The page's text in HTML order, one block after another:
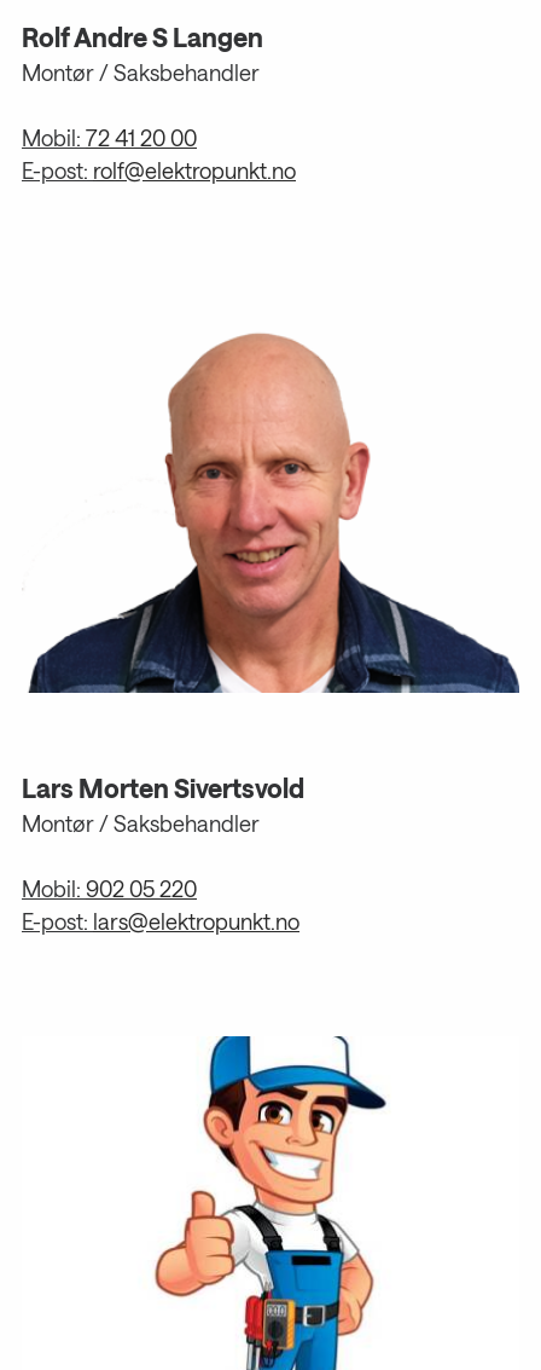
Rolf Andre S Langen
Montør / Saksbehandler
Mobil: 72 41 20 00
E-post: rolf@elektropunkt.no
Lars Morten Sivertsvold
Montør / Saksbehandler
Mobil: 902 05 220
E-post: lars@elektropunkt.no